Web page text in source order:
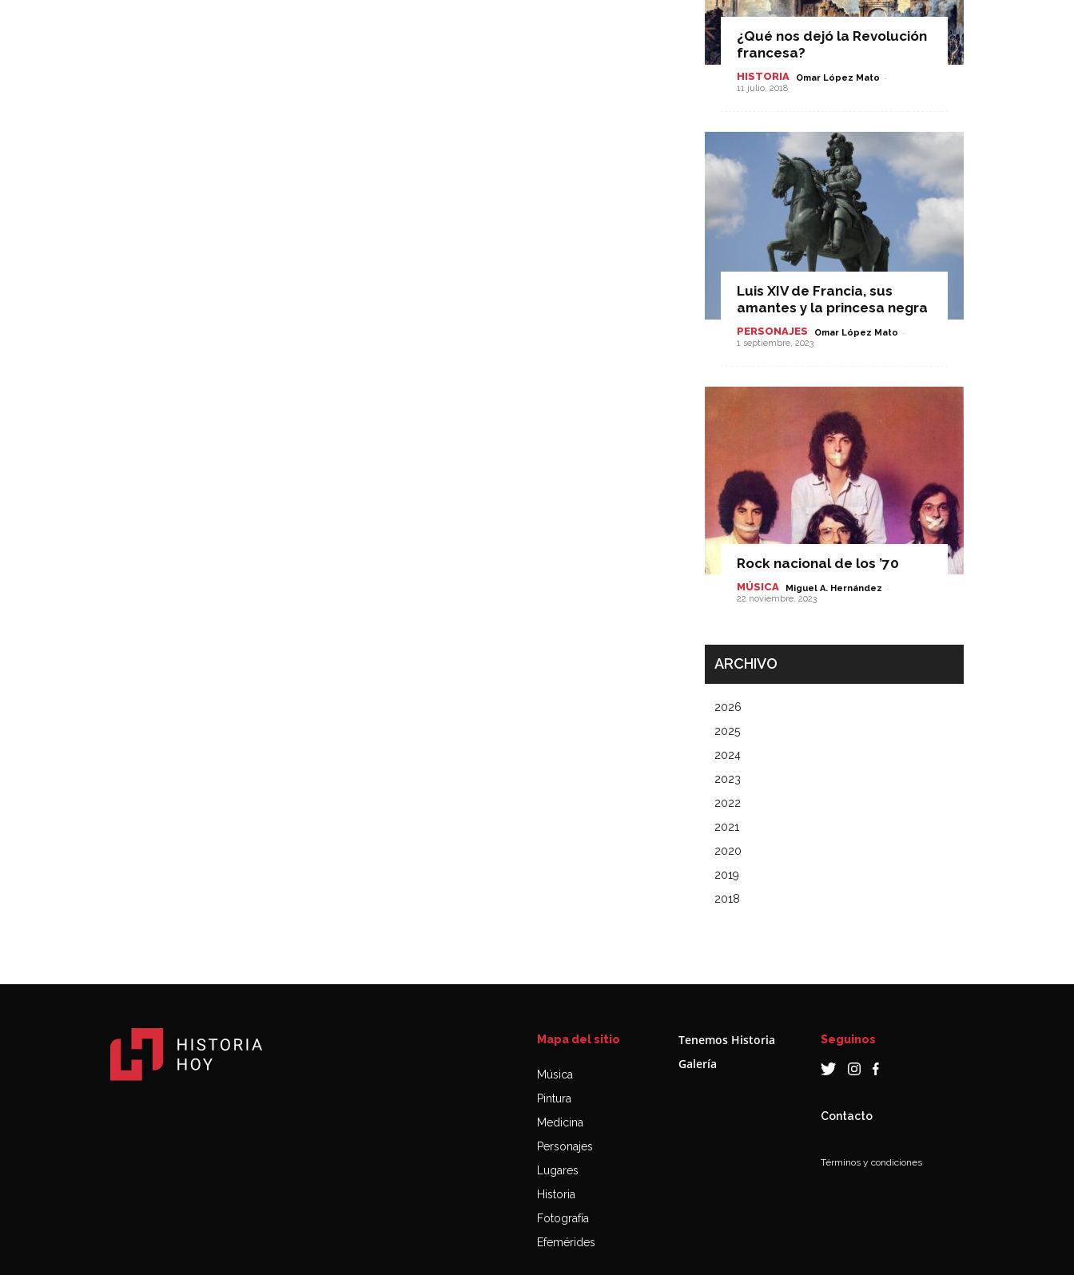
¿Qué nos dejó la Revolución
francesa?
HISTORIA Omar López Mato -
11 julio, 2018
Luis XIV de Francia, sus
amantes y la princesa negra
PERSONAJES Omar López Mato -
1 septiembre, 2023
Rock nacional de los ’70
MÚSICA Miguel A. Hernández -
22 noviembre, 2023
ARCHIVO
2026
2025
2024
2023
2022
2021
2020
2019
2018
Mapa del sitio
Música
Pintura
Medicina
Personajes
Lugares
Historia
Fotografía
Efemérides
Tenemos Historia
Galería
Seguinos
Contacto
Términos y condiciones